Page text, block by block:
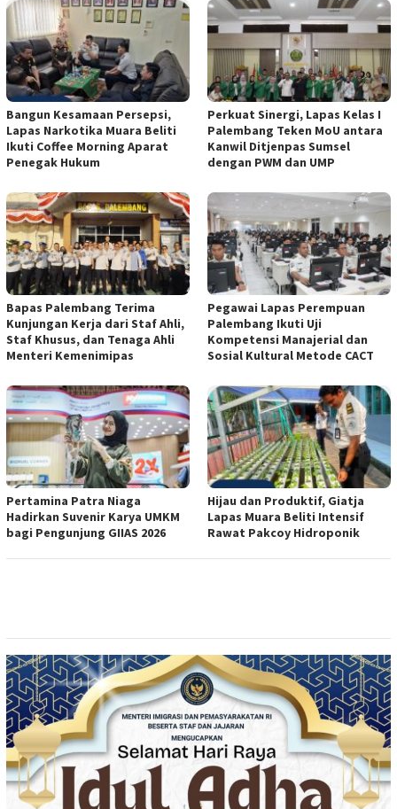
Bangun Kesamaan Persepsi,
Lapas Narkotika Muara Beliti
Ikuti Coffee Morning Aparat
Penegak Hukum
Perkuat Sinergi, Lapas Kelas I
Palembang Teken MoU antara
Kanwil Ditjenpas Sumsel
dengan PWM dan UMP
Bapas Palembang Terima
Kunjungan Kerja dari Staf Ahli,
Staf Khusus, dan Tenaga Ahli
Menteri Kemenimipas
Pegawai Lapas Perempuan
Palembang Ikuti Uji
Kompetensi Manajerial dan
Sosial Kultural Metode CACT
Pertamina Patra Niaga
Hadirkan Suvenir Karya UMKM
bagi Pengunjung GIIAS 2026
Hijau dan Produktif, Giatja
Lapas Muara Beliti Intensif
Rawat Pakcoy Hidroponik